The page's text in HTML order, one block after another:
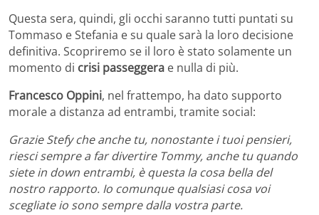
Questa sera, quindi, gli occhi saranno tutti puntati su
Tommaso e Stefania e su quale sarà la loro decisione
definitiva. Scopriremo se il loro è stato solamente un
momento di crisi passeggera e nulla di più.
Francesco Oppini, nel frattempo, ha dato supporto
morale a distanza ad entrambi, tramite social:
Grazie Stefy che anche tu, nonostante i tuoi pensieri,
riesci sempre a far divertire Tommy, anche tu quando
siete in down entrambi, è questa la cosa bella del
nostro rapporto. Io comunque qualsiasi cosa voi
scegliate io sono sempre dalla vostra parte.